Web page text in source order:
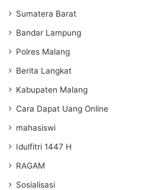
Sumatera Barat
Bandar Lampung
Polres Malang
Berita Langkat
Kabupaten Malang
Cara Dapat Uang Online
mahasiswi
Idulfitri 1447 H
RAGAM
Sosialisasi